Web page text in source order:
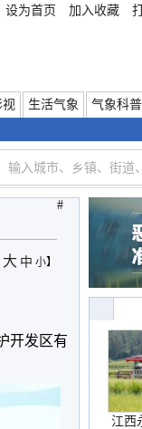
设为首页 加入收藏
视 生活气象 气象科普
大 中 小】
开发区有
#
江西